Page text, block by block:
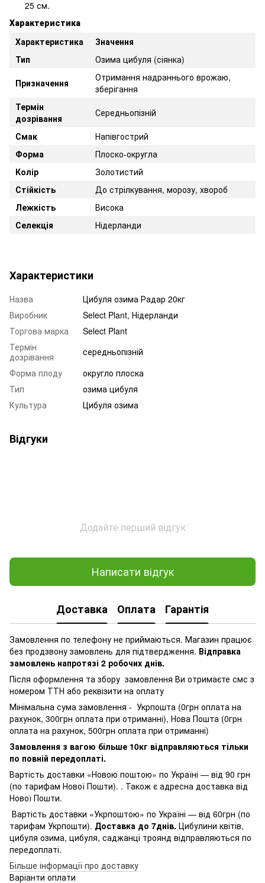
25 см.
Характеристика
Характеристика
Значення
Тип
Озима цибуля (сіянка)
Призначення
Отримання надраннього врожаю,
зберігання
Термін
дозрівання
Середньопізній
Смак
Напівгострий
Форма
Плоско-округла
Колір
Золотистий
Стійкість
До стрілкування, морозу, хвороб
Лежкість
Висока
Селекція
Нідерланди
Характеристики
Назва
Цибуля озима Радар 20кг
Виробник
Select Plant, Нідерланди
Торгова марка
Select Plant
Термін
дозрівання
середньопізній
Форма плоду
округло плоска
Тип
озима цибуля
Культура
Цибуля озима
Відгуки
Додайте перший відгук
Написати відгук
Доставка Оплата Гарантія
Замовлення по телефону не приймаються. Магазин працює
без продзвону замовлень для підтвердження. Відправка
замовлень напротязі 2 робочих днів.
Після оформлення та збору замовлення Ви отримаєте смс з
номером ТТН або реквізити на оплату
Мінімальна сума замовлення - Укрпошта (0грн оплата на
рахунок, 300грн оплата при отриманні), Нова Пошта (0грн
оплата на рахунок, 500грн оплата при отриманні)
Замовлення з вагою більше 10кг відправляються тільки
по повній передоплаті.
Вартість доставки «Новою поштою» по Україні — від 90 грн
(по тарифам Нової Пошти). . Також є адресна доставка від
Нової Пошти.
Вартість доставки «Укрпоштою» по Україні — від 60грн (по
тарифам Укрпошти). Доставка до 7днів. Цибулини квітів,
цибуля озима, цибуля, саджанці троянд відправляються по
передоплаті.
Більше інформації про доставку
Варіанти оплати